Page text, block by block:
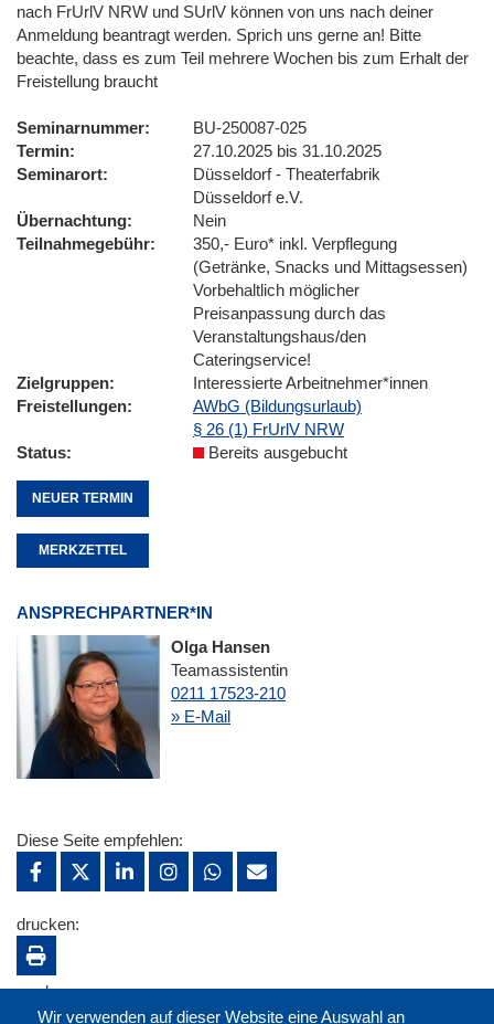
nach FrUrlV NRW und SUrlV können von uns nach deiner
Anmeldung beantragt werden. Sprich uns gerne an! Bitte
beachte, dass es zum Teil mehrere Wochen bis zum Erhalt der
Freistellung braucht
Seminarnummer
BU-250087-025
Termin
27.10.2025 bis 31.10.2025
Seminarort
Düsseldorf - Theaterfabrik
Düsseldorf e.V.
Übernachtung
Nein
Teilnahmegebühr
350,- Euro* inkl. Verpflegung
(Getränke, Snacks und Mittagsessen)
Vorbehaltlich möglicher
Preisanpassung durch das
Veranstaltungshaus/den
Cateringservice!
Zielgruppen
Interessierte Arbeitnehmer*innen
Freistellungen
AWbG (Bildungsurlaub)
§ 26 (1) FrUrlV NRW
Status
Bereits ausgebucht
NEUER TERMIN
MERKZETTEL
ANSPRECHPARTNER*IN
Olga Hansen
Teamassistentin
0211 17523-210
» E-Mail
Wir verwenden auf dieser Website eine Auswahl an
Diese Seite empfehlen:
drucken:
merken: